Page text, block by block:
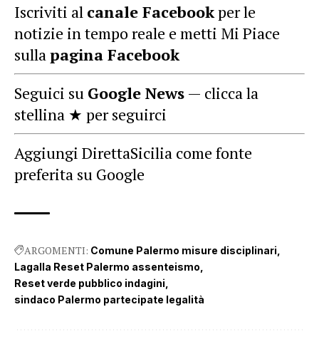
Iscriviti al canale Facebookper le
notizie in tempo reale e metti Mi Piace
sullapagina Facebook
Seguici su Google News — clicca la
stellina ★ per seguirci
Aggiungi DirettaSicilia come fonte
preferita su Google
ARGOMENTI: Comune Palermo misure disciplinari
Lagalla Reset Palermo assenteismo
Reset verde pubblico indagini
sindaco Palermo partecipate legalità